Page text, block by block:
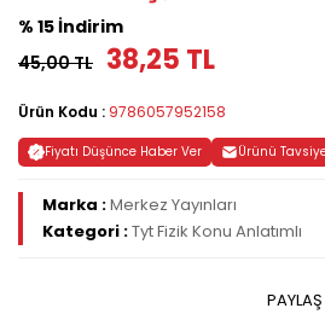
% 15 İndirim
45,00 TL 38,25 TL
Ürün Kodu : 9786057952158
Fiyatı Düşünce Haber Ver Ürünü
Marka :Merkez Yayınları
Kategori :Tyt Fizik Konu Anlatımlı
PAYLAŞ